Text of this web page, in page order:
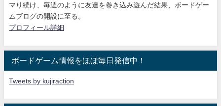
マり続け 、毎週のように友達を巻き込み遊んだ結果、ボードゲー
ムブログの開設に至る。
プロフィール詳細
ボードゲーム情報をほぼ毎日発信中！
Tweets by kujiraction